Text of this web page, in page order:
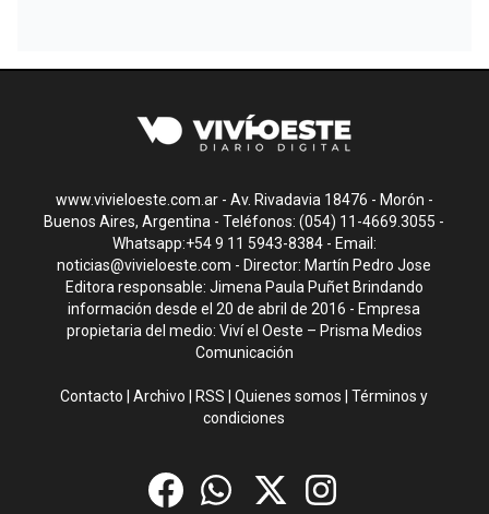
www.vivieloeste.com.ar - Av. Rivadavia 18476 - Morón -
Buenos Aires, Argentina - Teléfonos: (054) 11-4669.3055 -
Whatsapp:+54 9 11 5943-8384 - Email:
noticias@vivieloeste.com - Director: Martín Pedro Jose
Editora responsable: Jimena Paula Puñet Brindando
información desde el 20 de abril de 2016 - Empresa
propietaria del medio: Viví el Oeste – Prisma Medios
Comunicación
Contacto |Archivo RSS |Quienes somos |Términos y
condiciones